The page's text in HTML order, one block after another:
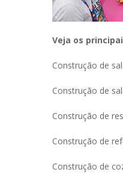
Veja os
Construção de
Construção de
Construção de
Construção de
Construção de